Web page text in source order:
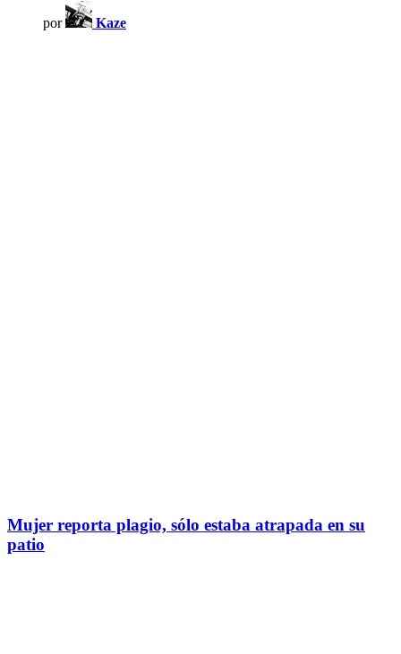
por Kaze
Mujer reporta plagio, sólo estaba atrapada en su
patio